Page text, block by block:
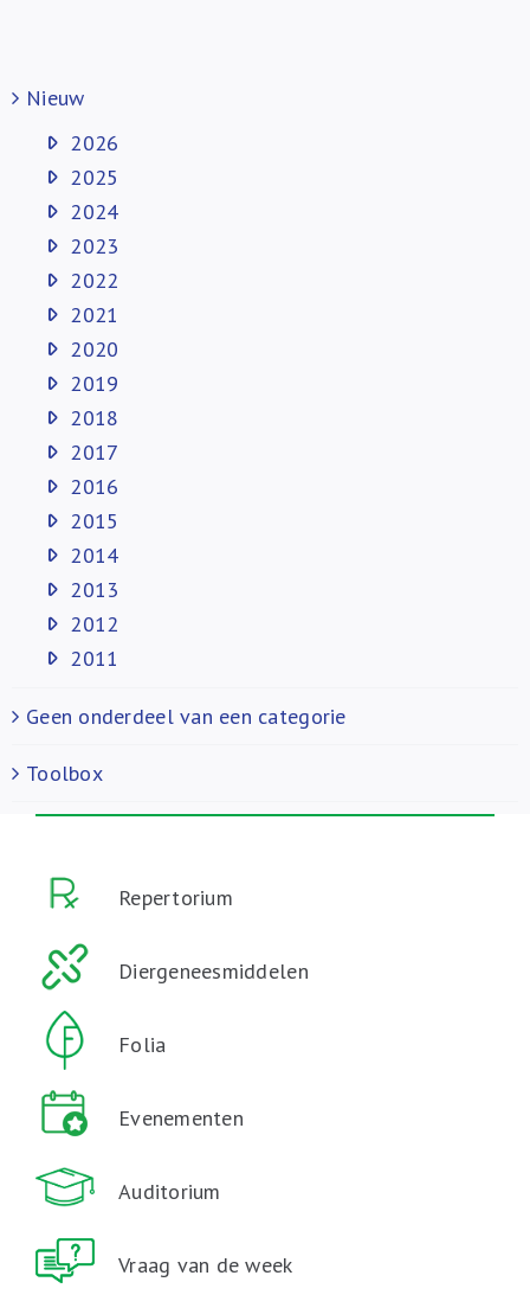
Nieuw
2026
2025
2024
2023
2022
2021
2020
2019
2018
2017
2016
2015
2014
2013
2012
2011
Geen onderdeel van een categorie
Toolbox
Repertorium
Diergeneesmiddelen
Folia
Evenementen
Auditorium
Vraag van de week